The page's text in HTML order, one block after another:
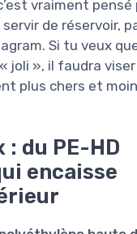
vraiment
de réservoir,
Si tu veux
joli », il faudra viser
plus chers et
du PE-HD
encaisse